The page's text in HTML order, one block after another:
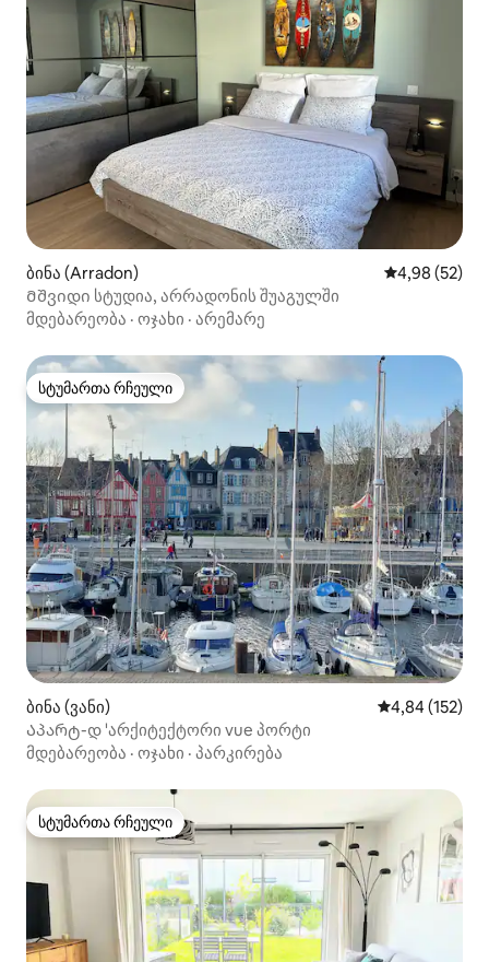
ბინა (Arradon) საშუალო
4,98 (52)
Მშვიდი სტუდია, არრადონის შუაგულში
მდებარეობა · ოჯახი · არემარე
სტუმართა რჩეული
სტუმართა რჩეული
ბინა (ვანი) საშუალო
4,84 (152)
Აპარტ-დ 'არქიტექტორი vue პორტი
მდებარეობა · ოჯახი · პარკირება
სტუმართა რჩეული
სტუმართა რჩეული